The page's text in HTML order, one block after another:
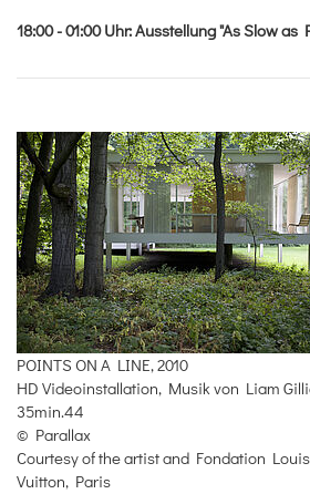
18:00 - 01:00Uhr:Ausstellung "As Slow as
POINTS ON A LINE, 2010
HD Videoinstallation, Musik von Liam
35min.44
© Parallax
Courtesy of the artist and Fondation Louis
Vuitton, Paris